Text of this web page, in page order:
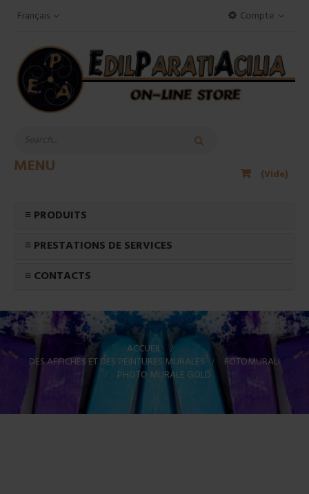
Compte
Français
(Vide)
MENU
≡ PRODUITS
≡ PRESTATIONS DE SERVICES
≡ CONTACTS
ACCUEIL >
DES AFFICHES ET DES PEINTURES MURALES >
FOTOMURALI
>
PHOTO MURALE GOLD